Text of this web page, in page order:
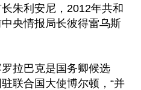
朱利安尼，2012年共和
央情报局长彼得雷乌斯
罗拉巴克是国务卿候选
联合国大使博尔顿，“并